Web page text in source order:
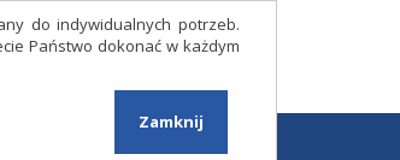
do indywidualnych potrzeb.
Państwo dokonać w każdym
Zamknij